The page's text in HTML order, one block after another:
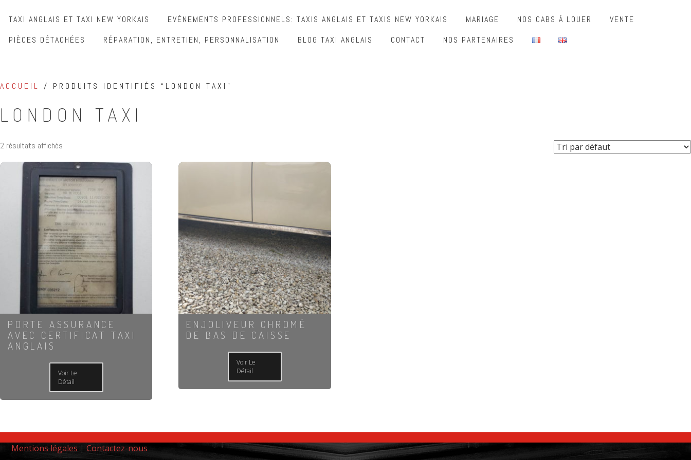
TAXI ANGLAIS ET TAXI NEW YORKAIS EVÉNEMENTS PROFESSIONNELS: TAXIS ANGLAIS ET TAXIS NEW YORKAIS MARIAGE NOS CABS À LOUER
VENTE
PIÈCES DÉTACHÉES
RÉPARATION, ENTRETIEN, PERSONNALISATION BLOG TAXI ANGLAIS CONTACT NOS PARTENAIRES
ACCUEIL / PRODUITS IDENTIFIÉS “LONDON TAXI”
LONDON TAXI
2 résultats affichés
PORTE ASSURANCE
AVEC CERTIFICAT TAXI
ANGLAIS
Voir Le
Détail
ENJOLIVEUR CHROMÉ
DE BAS DE CAISSE
Voir Le
Détail
Mentions légales | Contactez-nous